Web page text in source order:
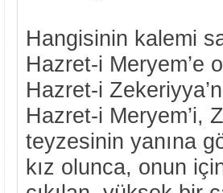
Hangisinin kalemi
Hazret-i Meryem’e
Hazret-i
Hazret-i Meryem’i,
teyzesinin yanına
kız olunca, onun